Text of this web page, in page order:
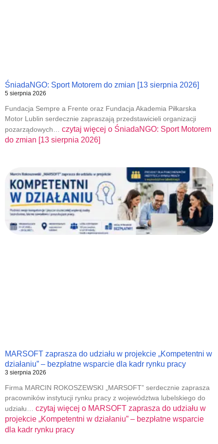
ŚniadaNGO: Sport Motorem do zmian [13 sierpnia 2026]
5 sierpnia 2026
Fundacja Sempre a Frente oraz Fundacja Akademia Piłkarska
Motor Lublin serdecznie zapraszają przedstawicieli organizacji
pozarządowych… czytaj więcej o ŚniadaNGO: Sport Motorem
do zmian [13 sierpnia 2026]
MARSOFT zaprasza do udziału w projekcie „Kompetentni w
działaniu” – bezpłatne wsparcie dla kadr rynku pracy
3 sierpnia 2026
Firma MARCIN ROKOSZEWSKI „MARSOFT” serdecznie zaprasza
pracowników instytucji rynku pracy z województwa lubelskiego do
udziału… czytaj więcej o MARSOFT zaprasza do udziału w
projekcie „Kompetentni w działaniu” – bezpłatne wsparcie
dla kadr rynku pracy